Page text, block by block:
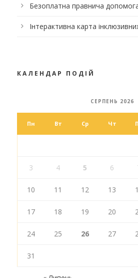
Безоплатна правнича
Інтерактивна карта
КАЛЕНДАР ПОДІЙ
СЕРПЕНЬ 2026
Пн Вт Ср Чт
3 4 5 6
10 11 12 13
17 18 19 20
24 25 26 27
31